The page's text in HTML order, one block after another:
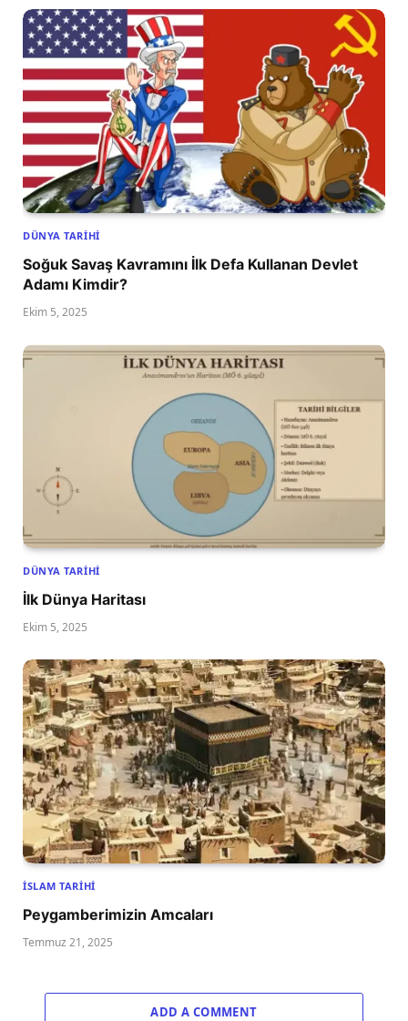
DÜNYA TARIHI
Soğuk Savaş Kavramını İlk Defa Kullanan Devlet
Adamı Kimdir?
Ekim 5, 2025
DÜNYA TARIHI
İlk Dünya Haritası
Ekim 5, 2025
İSLAM TARIHI
Peygamberimizin Amcaları
Temmuz 21, 2025
ADD A COMMENT